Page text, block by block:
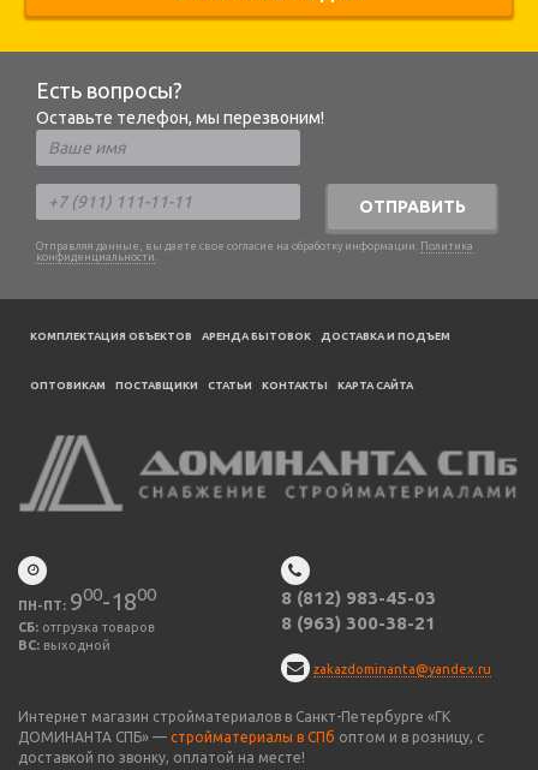
Есть вопросы?
Оставьте телефон, мы перезвоним!
ОТПРАВИТЬ
Отправляя данные, вы даете свое согласие на обработку информации. Политика
конфиденциальности .
КОМПЛЕКТАЦИЯ ОБЪЕКТОВ АРЕНДА БЫТОВОК ДОСТАВКА И ПОДЪЕМ
ОПТОВИКАМ ПОСТАВЩИКИ CТАТЬИ КОНТАКТЫ КАРТА САЙТА
ПН-ПТ: 900-1800
СБ: отгрузка товаров
ВС: выходной
8 (812) 983-45-03
8 (963) 300-38-21
zakazdominanta@yandex.ru
Интернет магазин стройматериалов в Санкт-Петербурге «ГК
ДОМИНАНТА СПБ» — стройматериалы в СПб оптом и в розницу, с
доставкой по звонку, оплатой на месте!